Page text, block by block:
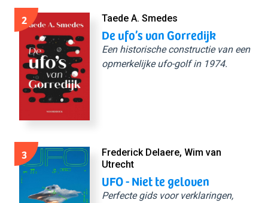
2 Taede A. Smedes
De ufo’s van Gorredijk
Een historische constructie van een
opmerkelijke ufo-golf in 1974.
3
Frederick Delaere, Wim van
Utrecht
UFO - Niet te geloven
Perfecte gids voor verklaringen,